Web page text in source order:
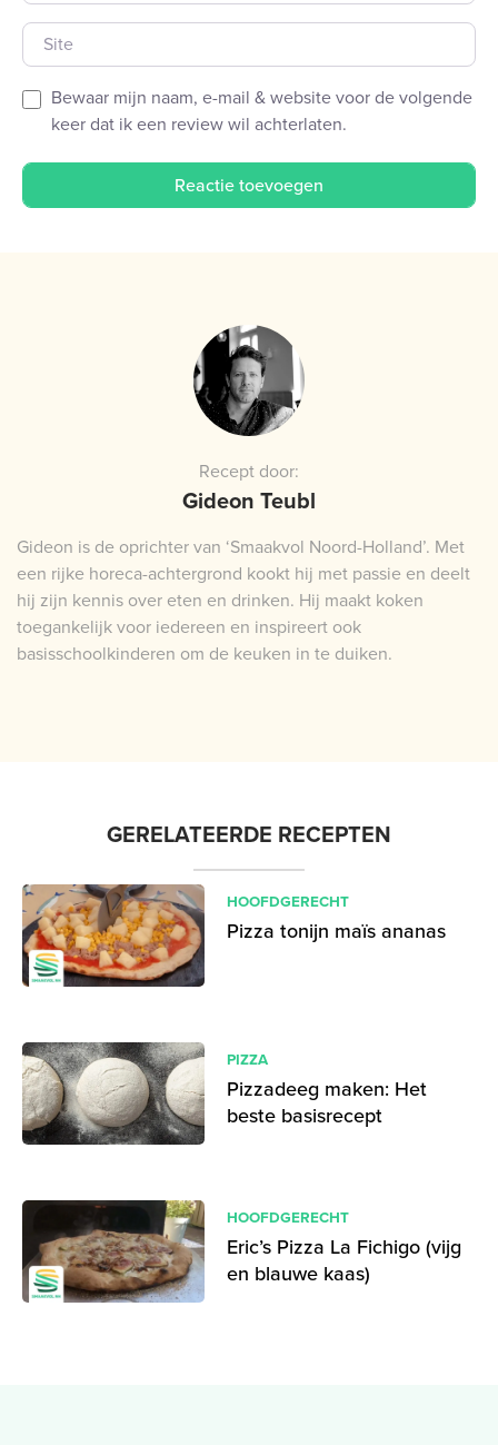
Site
Bewaar mijn naam, e-mail & website voor de volgende
keer dat ik een review wil achterlaten.
Recept door:
Gideon Teubl
Gideon is de oprichter van ‘Smaakvol Noord-Holland’. Met
een rijke horeca-achtergrond kookt hij met passie en deelt
hij zijn kennis over eten en drinken. Hij maakt koken
toegankelijk voor iedereen en inspireert ook
basisschoolkinderen om de keuken in te duiken.
GERELATEERDE RECEPTEN
HOOFDGERECHT
Pizza tonijn maïs ananas
PIZZA
Pizzadeeg maken: Het
beste basisrecept
HOOFDGERECHT
Eric’s Pizza La Fichigo (vijg
en blauwe kaas)